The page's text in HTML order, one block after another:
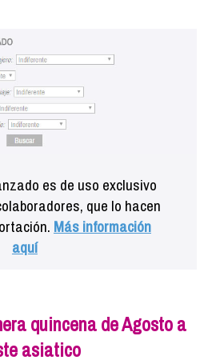
es de uso exclusivo
que lo hacen
Más información
aquí
quincena de Agosto a
asiatico